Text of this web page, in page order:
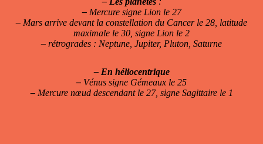
–Mercure signe Lion le 27
– Mars arrive devant la constellation du Cancer le 28, latitude
maximale le 30, signe Lion le 2
– rétrogrades : Neptune, Jupiter, Pluton, Saturne
– En héliocentrique
– Vénus signe Gémeaux le 25
–Mercure nœud descendant le 27, signe Sagittaire le 1